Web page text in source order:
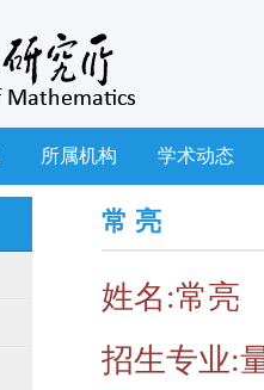
所属机构 学术动态
常 亮
姓名:常亮
招生专业: